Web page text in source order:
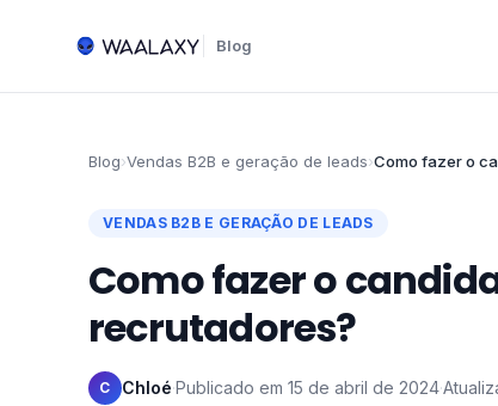
Blog
Blog›Vendas B2B e geração de leads›Como fazer o
VENDAS B2B E GERAÇÃO DE LEADS
Como fazer o
recrutadores?
C Chloé·Publicado em 15 de abril de 2024·